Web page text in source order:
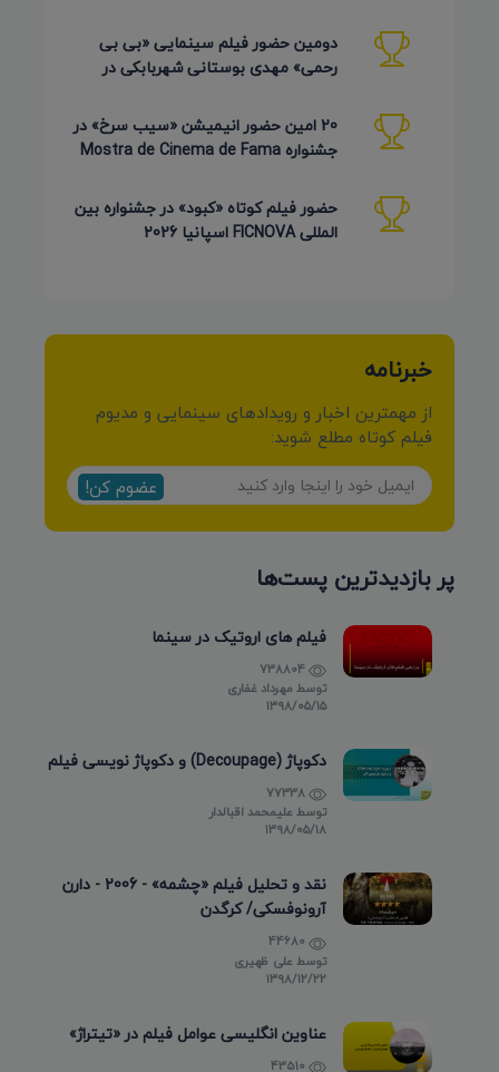
دومین حضور فیلم سینمایی «بی بی
رحمی» مهدی بوستانی شهربابکی در
20 امین حضور انیمیشن «سیب سرخ» در
جشنواره Mostra de Cinema de Fama
حضور فیلم کوتاه «کبود» در جشنواره بین
المللی FICNOVA اسپانیا 2026
خبرنامه
از مهمترین اخبار و رویدادهای سینمایی و مدیوم
فیلم کوتاه مطلع شوید:
عضوم کن!
پر بازدیدترین پست‌ها
فیلم های اروتیک در سینما
توسط مهرداد غفاری
۱۳۹۸/۰۵/۱۵
دکوپاژ (Decoupage) و دکوپاژ نویسی فیلم
توسطعلیمحمد اقبالدار
۱۳۹۸/۰۵/۱۸
نقد و تحلیل فیلم «چشمه» - 2006 - دارن
آرونوفسکی/ کرگدن
توسطعلی ظهیری
۱۳۹۸/۱۲/۲۲
عناوین انگلیسی عوامل فیلم در «تیتراژ»